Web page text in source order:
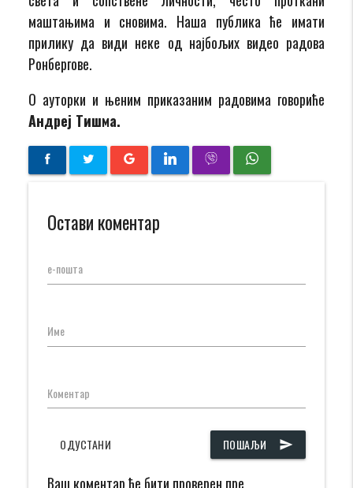
маштањима и сновима. Наша публика ће имати
прилику да види неке од најбољих видео радова
Ронбергове.
О ауторки и њеним приказаним радовима говориће
Андреј Тишма.
Остави коментар
е-пошта
Име
Коментар
ПОШАЉИ send
ОДУСТАНИ
Ваш коментар ће бити проверен пре